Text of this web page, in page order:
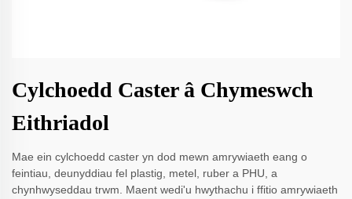
Cylchoedd Caster â Chymeswch
Eithriadol
Mae ein cylchoedd caster yn dod mewn amrywiaeth eang o
feintiau, deunyddiau fel plastig, metel, ruber a PHU, a
chynhwyseddau trwm. Maent wedi'u hwythachu i ffitio amrywiaeth